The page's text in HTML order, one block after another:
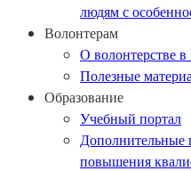
людям с
Волонтерам
О волонтерстве
Полезные
Образование
Учебный портал
Дополнительные
повышения